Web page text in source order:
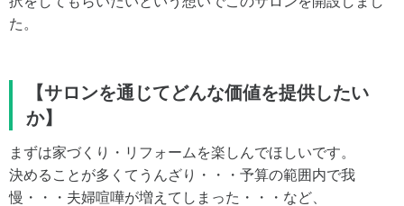
た。
【サロンを通じてどんな価値を提供したい
か】
まずは家づくり・リフォームを楽しんでほしいです。
決めることが多くてうんざり・・・予算の範囲内で我
慢・・・夫婦喧嘩が増えてしまった・・・など、